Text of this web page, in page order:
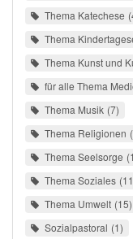
Thema Katechese
Thema
Thema Kunst und
für alle Thema
Thema Musik 7
Thema Religionen
Thema Seelsorge 1
Thema Soziales 11
Thema Umwelt 15
Sozialpastoral 1